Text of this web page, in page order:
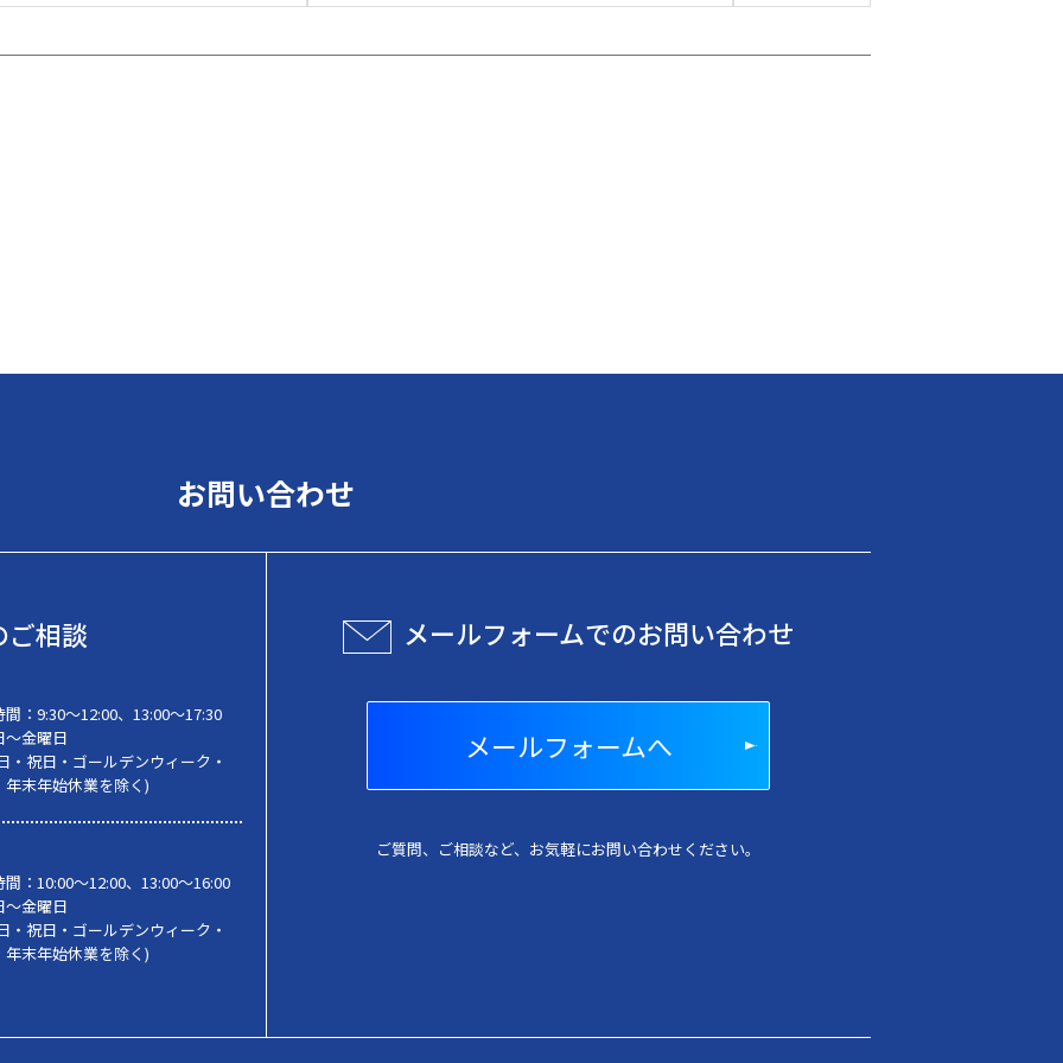
お問い合わせ
ご相談
間：9:30〜12:00、13:00～17:30
～金曜日
・祝日・ゴールデンウィーク・
年末年始休業を除く)
間：10:00〜12:00、13:00～16:00
～金曜日
・祝日・ゴールデンウィーク・
年末年始休業を除く)
メールフォームでのお問い合わせ
メールフォームへ
ご質問、ご相談など、お気軽にお問い合わせください。